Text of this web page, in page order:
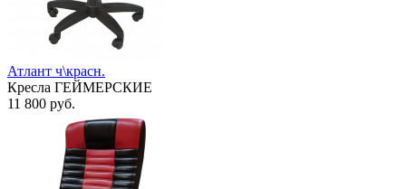
Атлант ч\красн.
Кресла ГЕЙМЕРСКИЕ
11 800 руб.